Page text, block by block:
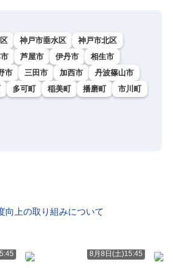
神戸市垂水区
神戸市北区
芦屋市 伊丹市
相生市
市 三田市 加西市
丹波篠山市
多可町 稲美町 播磨町
市川町
向上の取り組みについて
8月8日(土)15:45